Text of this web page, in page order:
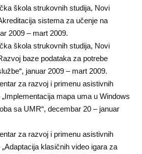
škola strukovnih studija, Novi
sistema za učenje na
2009 – mart 2009.
škola strukovnih studija, Novi
baze podataka za potrebe
januar 2009 – mart 2009.
za razvoj i primenu asistivnih
„Implementacija mapa uma u Windows
sa UMR“, decembar 20 – januar
za razvoj i primenu asistivnih
„Adaptacija klasičnih video igara za